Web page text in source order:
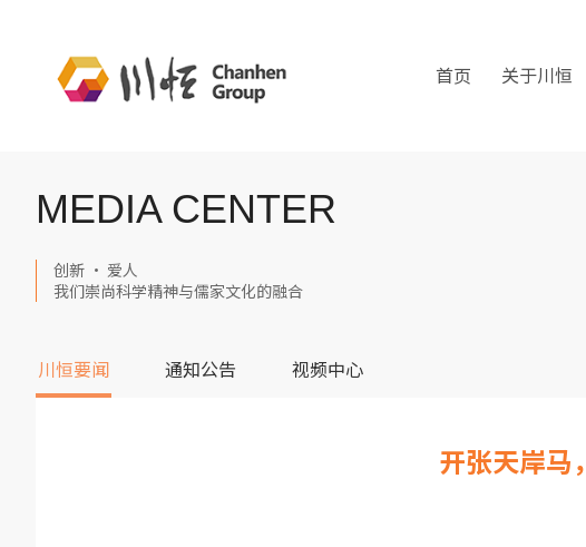
首页 关于川恒
MEDIA CENTER
创新 · 爱人
我们崇尚科学精神与儒家文化的融合
川恒要闻 通知公告 视频中心
开张天岸马